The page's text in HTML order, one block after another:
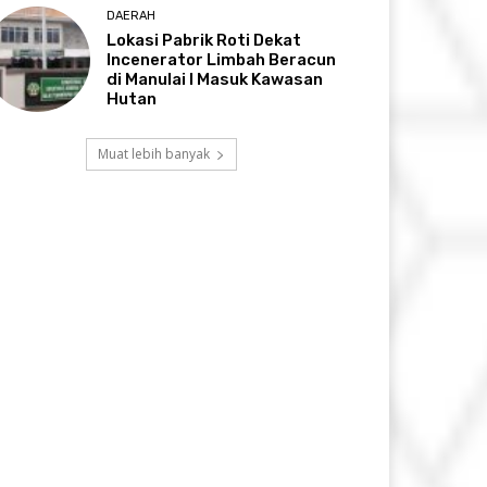
DAERAH
Lokasi Pabrik Roti Dekat
Incenerator Limbah Beracun
di Manulai I Masuk Kawasan
Hutan
Muat lebih banyak